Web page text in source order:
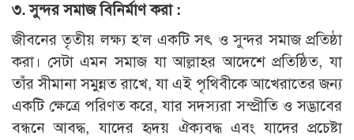
৩. সুন্দর সমাজ বিনির্মাণ করা :
জীবনের তৃতীয় লক্ষ্য হ’ল একটি সৎ ও সুন্দর সমাজ প্রতিষ্ঠা
করা। সেটা এমন সমাজ যা আল্লাহর আদেশে প্রতিষ্ঠিত, যা
তাঁর সীমানা সমুন্নত রাখে, যা এই পৃথিবীকে আখেরাতের জন্য
একটি ক্ষেত্রে পরিণত করে, যার সদস্যরা সম্প্রীতি ও সদ্ভাবের
বন্ধনে আবদ্ধ, যাদের হৃদয় ঐক্যবদ্ধ এবং যাদের প্রচেষ্টা